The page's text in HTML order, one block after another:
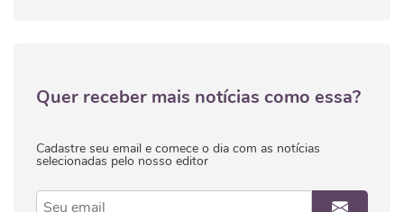
Quer receber mais notícias como essa?
Cadastre seu email e comece o dia com as notícias
selecionadas pelo nosso editor